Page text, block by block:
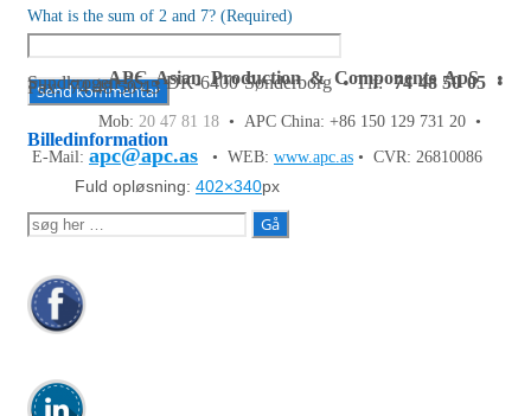
What is the sum of 2 and 7? (Required)
Billedinformation
Fuld opløsning: 402×340px
APC Asian Production & Components ApS•
Sundkrogen 35 • DK-6400 Sønderborg • Tlf:74 48 50 05•
Fax: 74 48 50 45
Mob: 20 47 81 18 • APC China: +86 150 129 731 20 •
E-Mail: apc@apc.as • WEB: www.apc.as • CVR: 26810086
Søg